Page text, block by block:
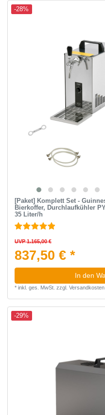
-28%
[Paket] Komplett Set -
Bierkoffer, Durchlaufkühler
35 Liter/h
UVP 1.165,00 €
837,50 € *
In den
* inkl. ges. MwSt. zzgl. Versandkosten
-29%